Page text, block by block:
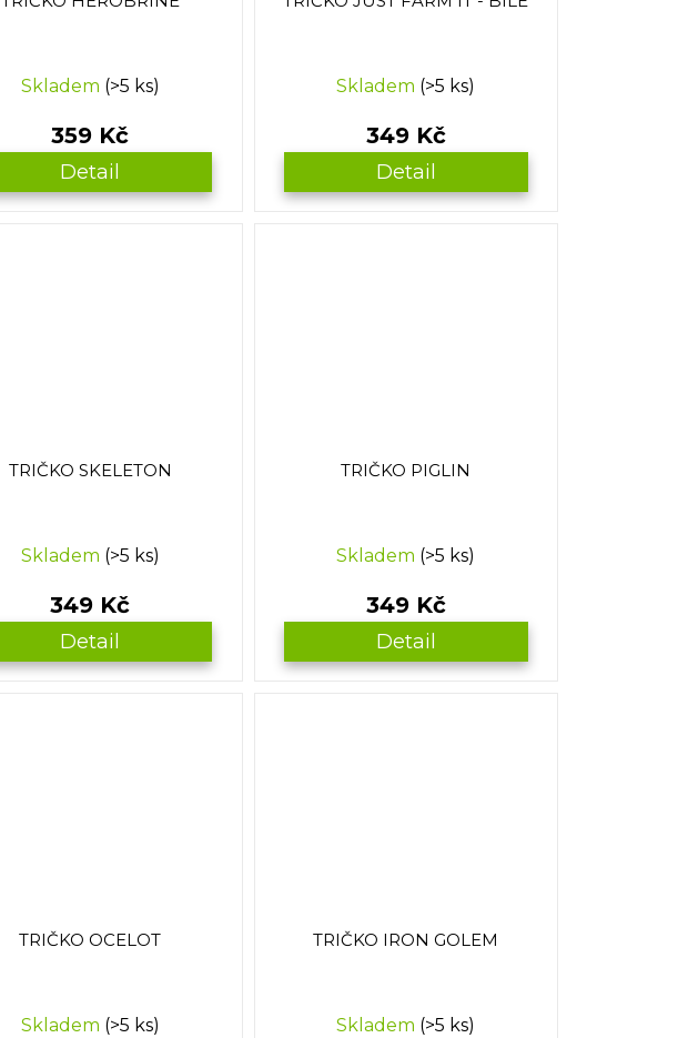
Skladem (>5 ks)
359 Kč
Detail
Skladem (>5 ks)
349 Kč
Detail
TRIČKO SKELETON
Skladem (>5 ks)
349 Kč
Detail
TRIČKO PIGLIN
Skladem (>5 ks)
349 Kč
Detail
TRIČKO OCELOT
Skladem (>5 ks)
TRIČKO IRON GOLEM
Skladem (>5 ks)